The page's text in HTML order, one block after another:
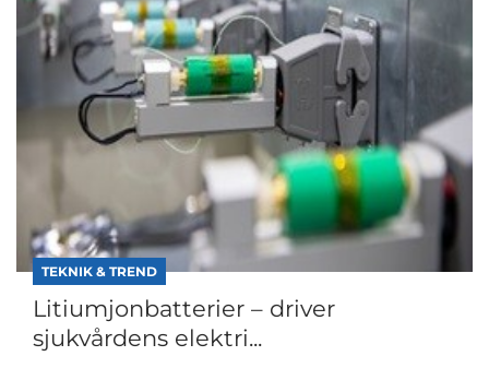
TEKNIK & TREND
Litiumjonbatterier – driver
sjukvårdens elektri...